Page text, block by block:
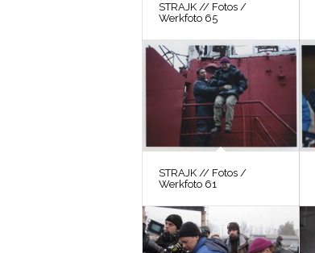
STRAJK // Fotos /
Werkfoto 65
STRAJK // Fotos /
Werkfoto 61